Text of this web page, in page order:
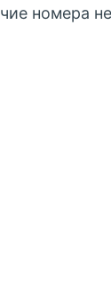
номера